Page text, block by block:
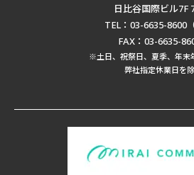
日比谷国際ビル7F
TEL：03-6635-8600（
FAX：03-6635-
※土日、祝祭日、夏季、年末
弊社指定休業日を